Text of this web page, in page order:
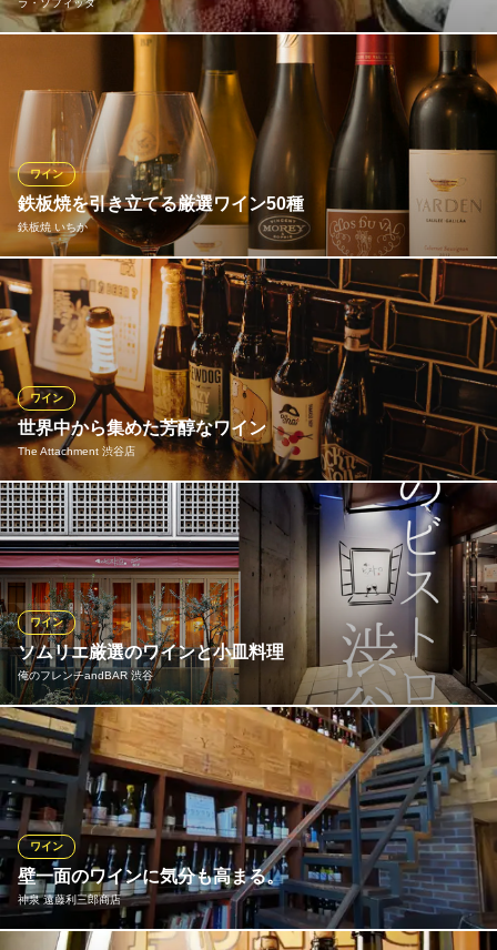
ＪＲ渋谷駅 徒歩5分
東京都渋谷区道玄坂1-14-9 ソシアルビル2F
ラ・ソフィッタ
当店では、イタリア直輸入のワインを白、赤、スパークリングと
種類も豊富にご用意しております♪甘口から辛口まで豊富な種類を
取り揃え、当店でお楽しみ頂ける厳選ワインにぴったりの石窯ピ
ッツァからパスタ、チーズ、生ハムなどもございますので、是非
ご一緒にご賞味下さい！
ラ・ソフィッタ
渋谷 ビストロ バル
ＪＲ渋谷駅 徒歩5分
東京都渋谷区宇田川町16-12
鉄板焼を引き立てる厳選ワイン50種
鉄板焼 いちか
ワイン
鉄板焼に合わせてセレクトしたワインはヨーロッパ産を中心に約5
0種。濃厚な旨みの和牛や繊細な味わいの魚介など、様々な素材の
鉄板焼を引き立てる多彩なラインナップです。ディナーを華やか
に演出するシャンパーニュ、高級海鮮に合わせたいシャブリな
ど、特別な夜を彩るのにふさわしい銘醸ワインを多数取り揃えて
います。
鉄板焼 いちか
恵比寿 鉄板焼
ＪＲ恵比寿駅西口 徒歩8分
東京都渋谷区東2-14-13 leaf east1F
世界中から集めた芳醇なワイン
The Attachment 渋谷店
ワイン
種類豊富な厳選ワインを多数ご用意。品質と多様性を兼ね備えた
世界各国のワインです。その日のおすすめや料理とのペアリング
に迷った際には、お気軽にご相談ください。特別な日の華やかな
食事から、くつろぎのひとときまで…あなたにぴったりのワイン
を。その他にもカクテルなどもご用意しております。
The Attachment 渋谷店
五感で楽しむイタリアン
ＪＲ渋谷駅 徒歩4分
東京都渋谷区渋谷3-27-11 6F
ソムリエ厳選のワインと小皿料理
俺のフレンチandBAR 渋谷
ワイン
ワインラヴァーズに嬉しい！自然派から個性豊かなワインまで幅
広く取り揃えました♪様々なシーンに対応しております！ ご友人
とのお食事はもちろんの、一人でふらっと楽しめるスタンディン
グのバーカウンターもございます！
俺のフレンチandBAR 渋谷
ビストロ
ＪＲ渋谷駅 徒歩2分
東京都渋谷区道玄坂1-5-2 渋谷SEDE B1
壁一面のワインに気分も高まる。
神泉 遠藤利三郎商店
ワイン